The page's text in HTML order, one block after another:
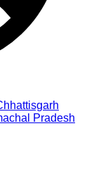
Pradesh